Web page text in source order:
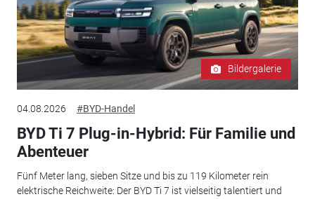
Bildergalerie
04.08.2026 #BYD-Handel
BYD Ti 7 Plug-in-Hybrid: Für Familie und
Abenteuer
Fünf Meter lang, sieben Sitze und bis zu 119 Kilometer rein
elektrische Reichweite: Der BYD Ti 7 ist vielseitig talentiert und